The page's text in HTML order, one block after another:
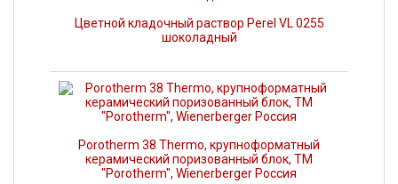
Цветной кладочный раствор Perel VL 0255
шоколадный
Porotherm 38 Thermo, крупноформатный
керамический поризованный блок, ТМ
"Porotherm", Wienerberger Россия